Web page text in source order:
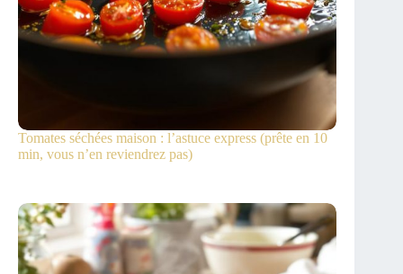
Tomates séchées maison : l’astuce express (prête en 10
min, vous n’en reviendrez pas)